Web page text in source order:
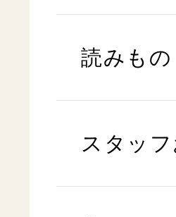
読みもの
スタッ